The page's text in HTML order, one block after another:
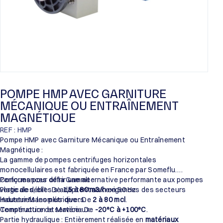
POMPE HMP AVEC GARNITURE
MÉCANIQUE OU ENTRAÎNEMENT
MAGNÉTIQUE
REF : HMP
Pompe HMP avec Garniture Mécanique ou Entraînement
Magnétique :
La gamme de pompes centrifuges horizontales
monocellulaires est fabriquée en France par Someflu.
Conçues pour offrir une alternative performante aux pompes
verticales, elles s’adaptent aux exigences des secteurs
industriels les plus divers.
Performances de la Gamme :
Plage de débit : De1,5 à 80 m3/hen 50 Hz.
Hauteur Manométrique : De 2 à 80 mcl.
Température de service : De -20°C à +100°C.
Construction et Matériaux :
Partie hydraulique : Entièrement réalisée en matériaux